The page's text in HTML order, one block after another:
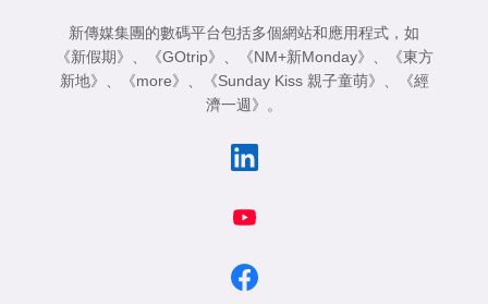
新傳媒集團的數碼平台包括多個網站和應用程式，如
《新假期》 、 《GOtrip》 、 《NM+新Monday》 、
《東方
新地》 、 《more》 、 《Sunday Kiss 親子童萌》 、
《經
濟一週》 。